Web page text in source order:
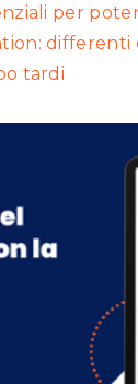
per
differenti
tardi